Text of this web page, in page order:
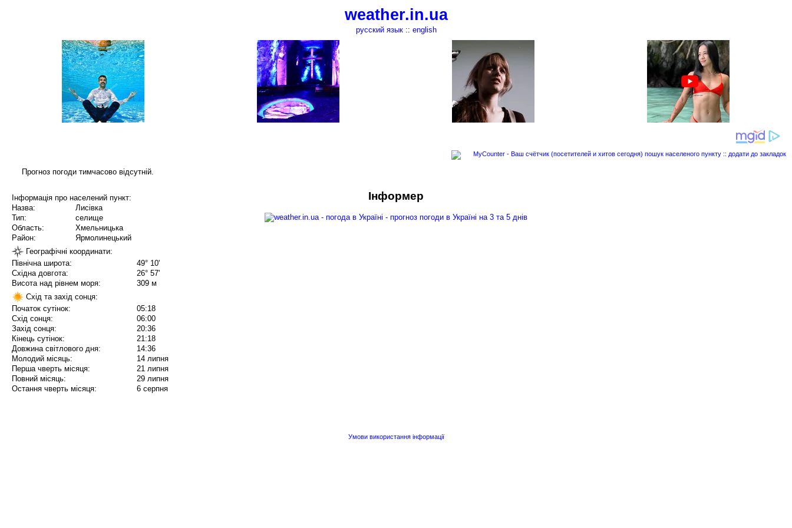
weather.in.ua
русский язык:: english
пошук населеного пункту :: додати до закладок
Прогноз погоди тимчасово відсутній.
Інформація про населений пункт:
Назва:
Лисівка
Тип:
селище
Область:
Хмельницька
Район:
Ярмолинецький
Географічні координати:
Північна широта:
49° 10'
Східна довгота:
26° 57'
Висота над рівнем моря:
309 м
Схід та захід сонця:
Початок сутінок:
05:18
Схід сонця:
06:00
Захід сонця:
20:36
Кінець сутінок:
21:18
Довжина світлового дня:
14:36
Молодий місяць:
14 липня
Перша чверть місяця:
21 липня
Повний місяць:
29 липня
Остання чверть місяця:
6 серпня
Інформер
Умови використання інформації